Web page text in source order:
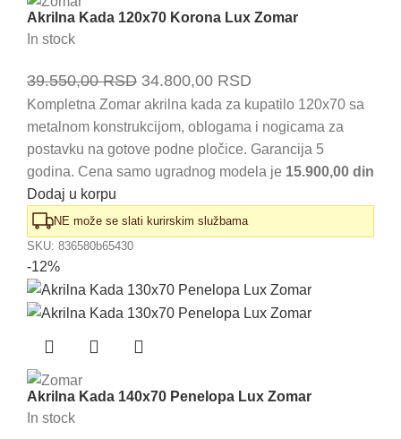
Akrilna Kada 120x70 Korona Lux Zomar
In stock
39.550,00RSD Originalna
cena
je
bila:
39.550,00 RSD.
34.800,00 RSD
cena
je:
34.800,00 RSD.
Kompletna Zomar akrilna kada za kupatilo 120x70 sa
metalnom konstrukcijom, oblogama i nogicama za
postavku na gotove podne pločice. Garancija 5
godina. Cena samo ugradnog modela je 15.900,00 din
Dodaj u korpu
NE može se slati kurirskim službama
SKU: 836580b65430
-12%
Akrilna Kada 140x70 Penelopa Lux Zomar
In stock